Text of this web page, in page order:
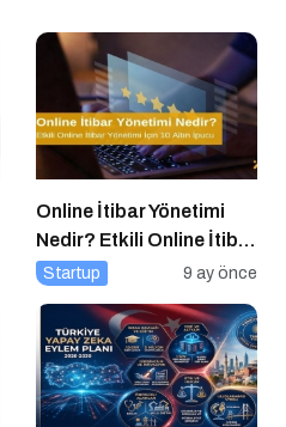
Online İtibar Yönetimi
Nedir? Etkili Online İtibar
Yönetimi İçin 10 Altın
Startup 9 ay önce